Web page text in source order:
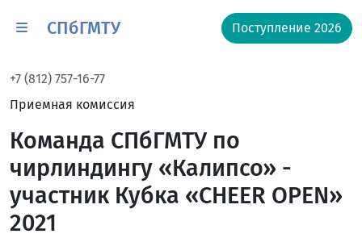
СПбГМТУ Поступление 2026
+7 (812) 757-16-77
Приемная комиссия
Команда СПбГМТУ по
чирлиндингу «Калипсо» -
участник Кубка «CHEER OPEN»
2021